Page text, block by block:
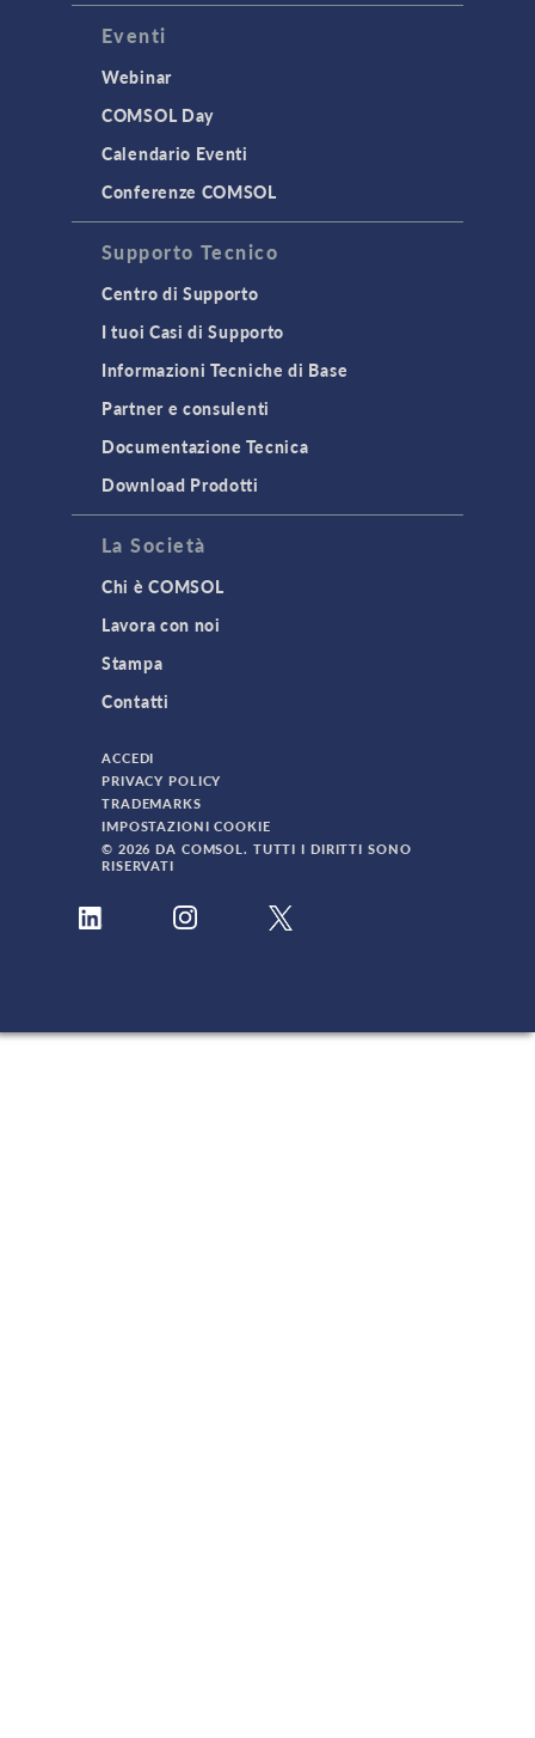
Eventi
Webinar
COMSOL Day
Calendario Eventi
Conferenze COMSOL
Supporto Tecnico
Centro di Supporto
I tuoi Casi di Supporto
Informazioni Tecniche di Base
Partner e consulenti
Documentazione Tecnica
Download Prodotti
La Società
Chi è COMSOL
Lavora con noi
Stampa
Contatti
ACCEDI
PRIVACY POLICY
TRADEMARKS
IMPOSTAZIONI COOKIE
© 2026 DA COMSOL. TUTTI I DIRITTI SONO
RISERVATI